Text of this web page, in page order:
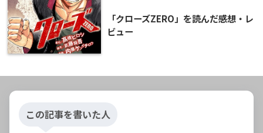
「クローズZERO」を読んだ感想・レ
ビュー
この記事を書いた人